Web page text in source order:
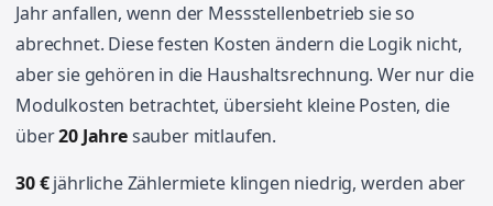
Jahr anfallen, wenn der Messstellenbetrieb sie so
abrechnet. Diese festen Kosten ändern die Logik nicht,
aber sie gehören in die Haushaltsrechnung. Wer nur die
Modulkosten betrachtet, übersieht kleine Posten, die
über20 Jahresauber mitlaufen.
30 €jährliche Zählermiete klingen niedrig, werden aber